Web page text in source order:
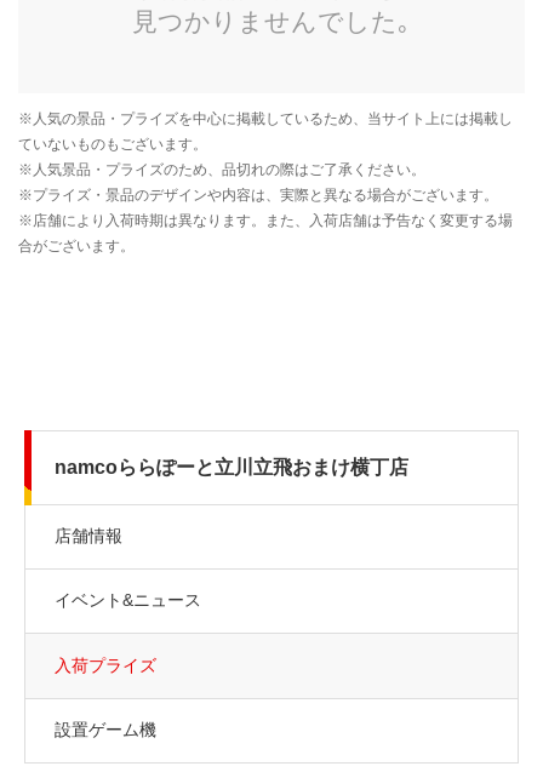
namcoららぽーと立川立飛おまけ横丁店
店舗情報
イベント&ニュース
入荷プライズ
設置ゲーム機